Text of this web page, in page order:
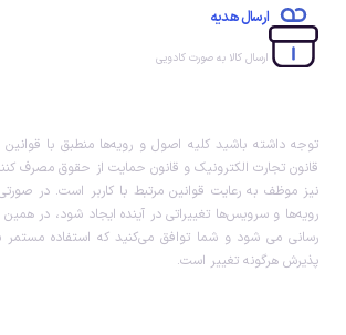
ارسال هدیه
ارسال کالا به صورت کادویی
توجه داشته باشید کلیه اصول و رویه‏‌ها منطبق با قوانین
قانون تجارت الکترونیک و قانون حمایت از حقوق مصرف
نیز موظف به رعایت قوانین مرتبط با کاربر است. در
رویه‏‌ها و سرویس‏‌ها تغییراتی در آینده ایجاد شود، در
رسانی می شود و شما توافق می‏‌کنید که استفاده
پذیرش هرگونه تغییر است.